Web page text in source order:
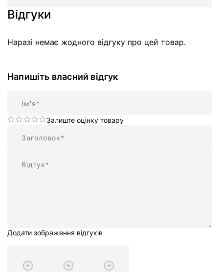
Відгуки
Наразі немає жодного відгуку про цей товар.
Напишіть власний відгук
Залиште оцінку товару
Додати зображення відгуків